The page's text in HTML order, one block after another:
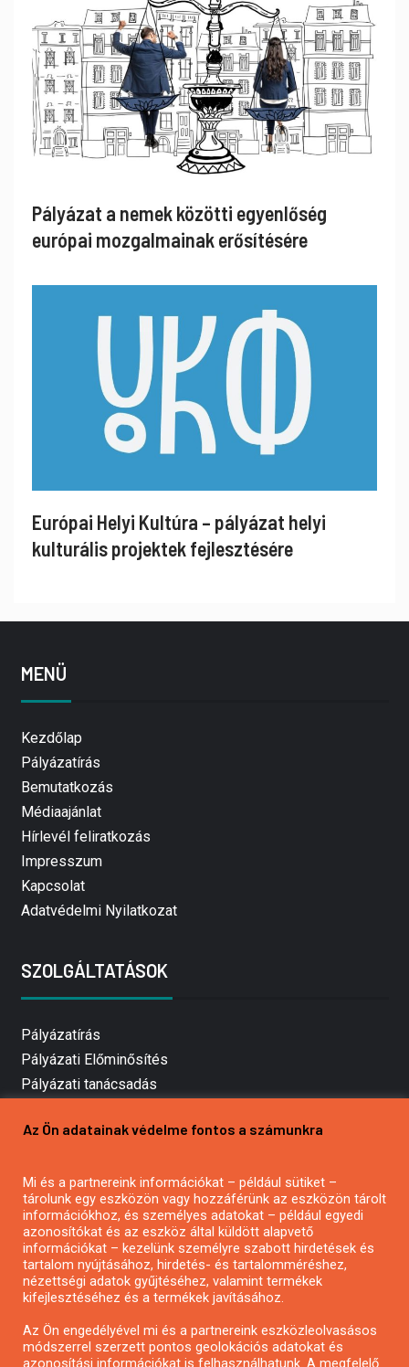
Pályázat a nemek közötti egyenlőség
európai mozgalmainak erősítésére
Európai Helyi Kultúra – pályázat helyi
kulturális projektek fejlesztésére
MENÜ
Kezdőlap
Pályázatírás
Bemutatkozás
Médiaajánlat
Hírlevél feliratkozás
Impresszum
Kapcsolat
Adatvédelmi Nyilatkozat
SZOLGÁLTATÁSOK
Pályázatírás
Pályázati Előminősítés
Pályázati tanácsadás
Mezőgazdasági pályázatírás
Pályázatírás civil szervezeteknek
Pályázatírás önkormányzatoknak
Pályázatfigyelés
Specifikus pályázatfigyelés vagy hírlevél
Az Ön adatainak védelme fontos a számunkra
Mi és a partnereink információkat – például sütiket –
tárolunk egy eszközön vagy hozzáférünk az eszközön tárolt
információkhoz, és személyes adatokat – például egyedi
azonosítókat és az eszköz által küldött alapvető
információkat – kezelünk személyre szabott hirdetések és
tartalom nyújtásához, hirdetés- és tartalomméréshez,
nézettségi adatok gyűjtéséhez, valamint termékek
kifejlesztéséhez és a termékek javításához.
Az Ön engedélyével mi és a partnereink eszközleolvasásos
módszerrel szerzett pontos geolokációs adatokat és
azonosítási információkat is felhasználhatunk. A megfelelő